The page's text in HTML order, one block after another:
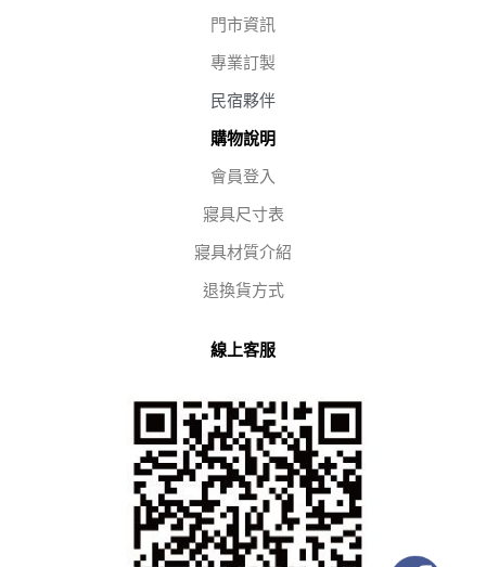
門市資訊
專業訂製
民宿夥伴
購物說明
會員登入
寢具尺寸表
寢具材質介紹
退換貨方式
線上客服